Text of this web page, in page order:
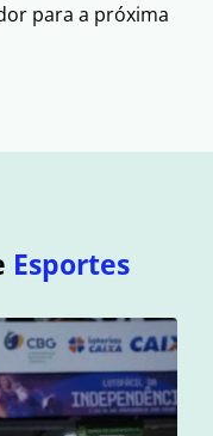
para a próxima
Esportes